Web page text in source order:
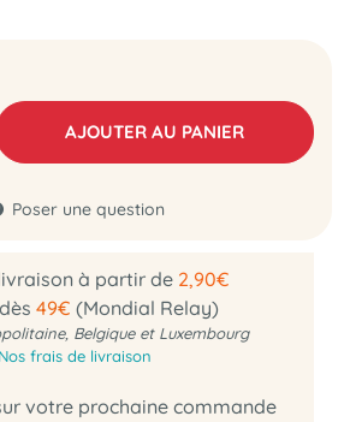
AJOUTER AU PANIER
Poser une question
à partir de 2,90€
49€ (Mondial Relay)
Belgique et Luxembourg
Nos frais de livraison
votre prochaine commande